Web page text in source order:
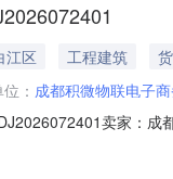
江区 工程建筑
： 成都积微物联电子
卖家：
存在与描述不符或其